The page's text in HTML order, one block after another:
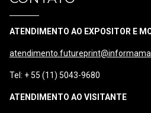
ATENDIMENTO AO EXPOSITOR E
Tel: + 55 (11) 5043-9680
ATENDIMENTO AO VISITANTE